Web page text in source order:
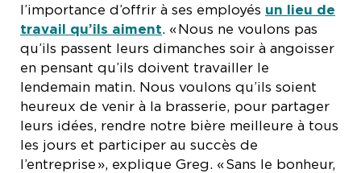
l’importance d’offrir à ses employés un lieu de
travail qu’ils aiment. « Nous ne voulons pas
qu’ils passent leurs dimanches soir à angoisser
en pensant qu’ils doivent travailler le
lendemain matin. Nous voulons qu’ils soient
heureux de venir à la brasserie, pour partager
leurs idées, rendre notre bière meilleure à tous
les jours et participer au succès de
l’entreprise », explique Greg. « Sans le bonheur,